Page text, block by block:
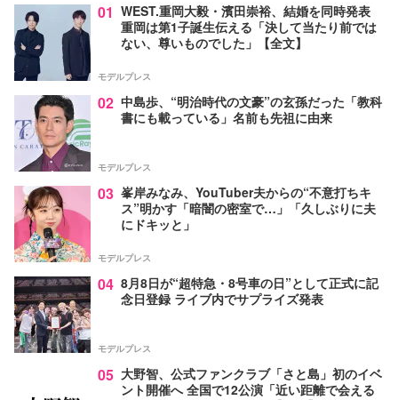
01 WEST.重岡大毅・濱田崇裕、結婚を同時発表
重岡は第1子誕生伝える「決して当たり前では
ない、尊いものでした」【全文】
モデルプレス
02 中島歩、“明治時代の文豪”の玄孫だった「教科
書にも載っている」名前も先祖に由来
モデルプレス
03 峯岸みなみ、YouTuber夫からの“不意打ちキ
ス”明かす「暗闇の密室で…」「久しぶりに夫
にドキッと」
モデルプレス
04 8月8日が“超特急・8号車の日”として正式に記
念日登録 ライブ内でサプライズ発表
モデルプレス
05 大野智、公式ファンクラブ「さと島」初のイベ
ント開催へ 全国で12公演「近い距離で会える